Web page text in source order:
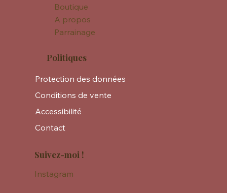
Boutique
A propos
Parrainage
Politiques
Protection des données
Conditions de vente
Accessibilité
Contact
Suivez-moi !
Instagram